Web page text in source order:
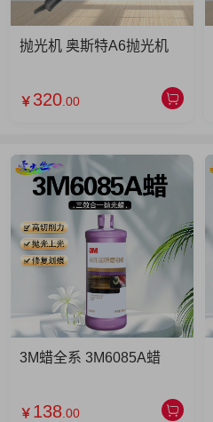
抛光机 奥斯特A6抛光机
￥ 320 .00
3M蜡全系 3M6085A蜡
￥ 138 .00